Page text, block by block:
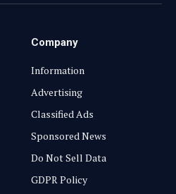
Company
Information
Advertising
Classified Ads
Sponsored News
Do Not Sell Data
GDPR Policy